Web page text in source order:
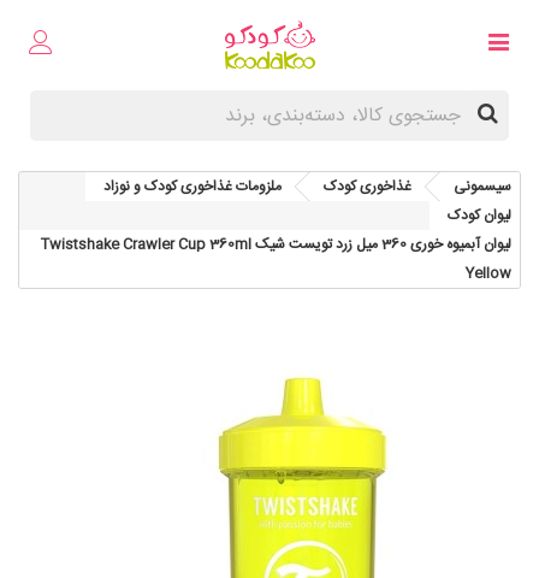
سیسمونی غذاخوری کودک
ملزومات غذاخوری کودک و نوزاد
لیوان کودک
لیوان آبمیوه خوری 360 میل زرد تویست شیک Twistshake Crawler Cup 360ml
Yellow